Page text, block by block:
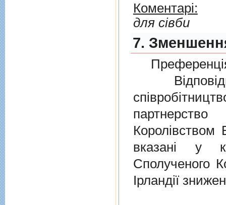
Коментарі:
для сівби
7.
Королівством
вказані у
Сполученого
Ірландії